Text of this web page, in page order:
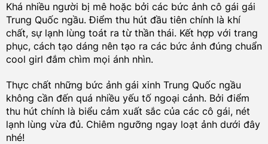
Khá nhiều người bị mê hoặc bởi các bức ảnh cô gái gái
Trung Quốc ngầu. Điểm thu hút đầu tiên chính là khí
chất, sự lạnh lùng toát ra từ thần thái. Kết hợp với trang
phục, cách tạo dáng nên tạo ra các bức ảnh đúng chuẩn
cool girl đắm chìm mọi ánh nhìn.
Thực chất những bức ảnh gái xinh Trung Quốc ngầu
không cần đến quá nhiều yếu tố ngoại cảnh. Bởi điểm
thu hút chính là biểu cảm xuất sắc của các cô gái, nét
lạnh lùng vừa đủ. Chiêm ngưỡng ngay loạt ảnh dưới đây
nhé!